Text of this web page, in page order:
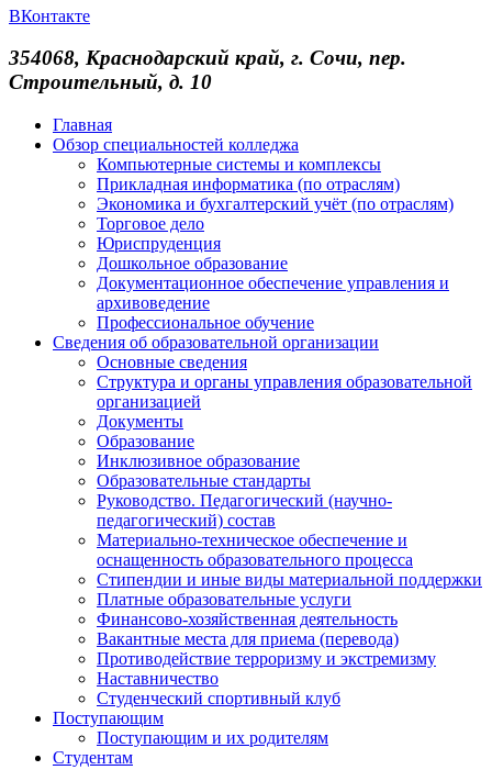
ВКонтакте
354068, Краснодарский край, г. Сочи, пер.
Строительный, д. 10
Главная
Обзор специальностей колледжа
Компьютерные системы и комплексы
Прикладная информатика (по отраслям)
Экономика и бухгалтерский учёт (по отраслям)
Торговое дело
Юриспруденция
Дошкольное образование
Документационное обеспечение управления и
архивоведение
Профессиональное обучение
Сведения об образовательной организации
Основные сведения
Структура и органы управления образовательной
организацией
Документы
Образование
Инклюзивное образование
Образовательные стандарты
Руководство. Педагогический (научно-
педагогический) состав
Материально-техническое обеспечение и
оснащенность образовательного процесса
Стипендии и иные виды материальной поддержки
Платные образовательные услуги
Финансово-хозяйственная деятельность
Вакантные места для приема (перевода)
Противодействие терроризму и экстремизму
Наставничество
Студенческий спортивный клуб
Поступающим
Поступающим и их родителям
Студентам